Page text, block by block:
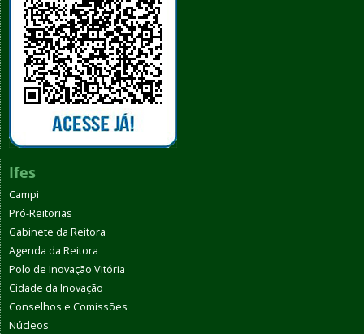
Ifes
Campi
Pró-Reitorias
Gabinete da Reitora
Agenda da Reitora
Polo de Inovação Vitória
Cidade da Inovação
Conselhos e Comissões
Núcleos